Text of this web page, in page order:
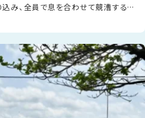
込み、全員で息を合わせて競漕する